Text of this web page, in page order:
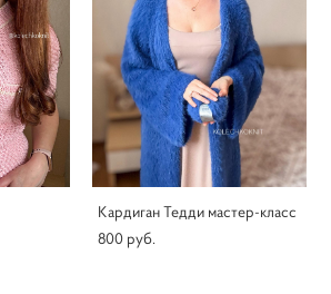
Кардиган Тедди мастер-класс
800 pуб.